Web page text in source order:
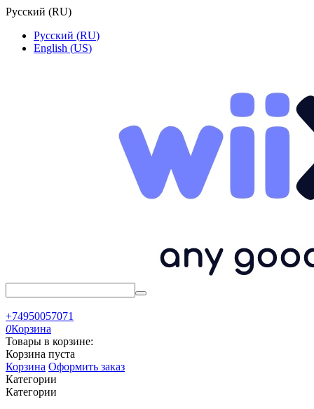
Русский (RU)
Русский (RU)
English (US)
+74950057071
0Корзина
Товары в корзине:
Корзина пуста
Корзина Оформить заказ
Категории
Категории